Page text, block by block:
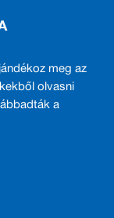
meg az
olvasni
a